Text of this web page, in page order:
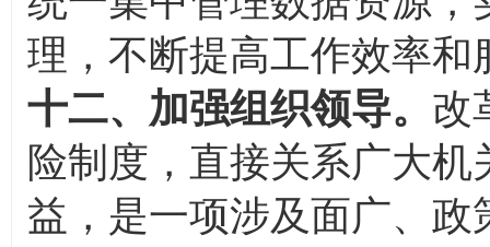
理，不断提高工作效率和
十二、加强组织领导。 改
险制度，直接关系广大
益，是一项涉及面广、